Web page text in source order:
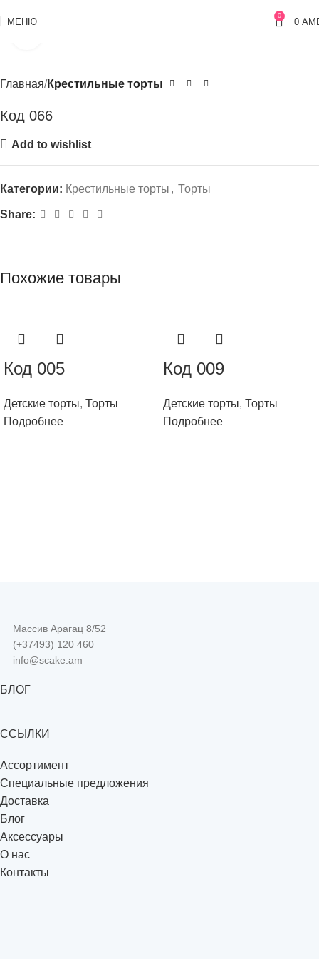
МЕНЮ
0
0
Главная Крестильные торты
Код 066
Add to wishlist
Категории: Крестильные торты , Торты
Share:
Похожие товары
Код 005
Детские торты, Торты
Подробнее
Код 009
Детские торты, Торты
Подробнее
Массив Арагац 8/52
(+37493) 120 460
info@scake.am
БЛОГ
ССЫЛКИ
Ассортимент
Специальные предложения
Доставка
Блог
Аксессуары
О нас
Контакты